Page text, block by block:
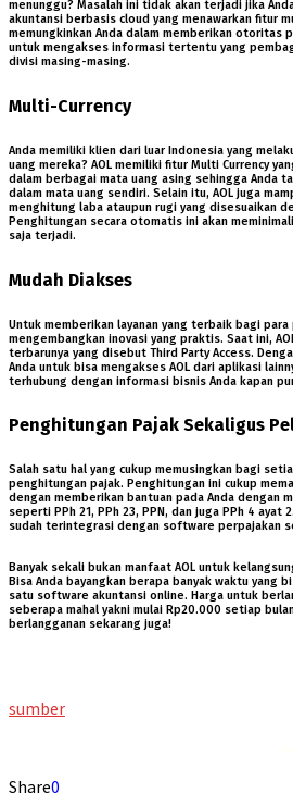
menunggu? Masalah ini tidak akan terjadi jika
akuntansi berbasis cloud yang menawarkan fitur
memungkinkan Anda dalam memberikan otoritas
untuk mengakses informasi tertentu yang
divisi masing-masing.
Multi-Currency
Anda memiliki klien dari luar Indonesia yang
uang mereka? AOL memiliki fitur Multi Currency
dalam berbagai mata uang asing sehingga Anda
dalam mata uang sendiri. Selain itu, AOL juga
menghitung laba ataupun rugi yang disesuaikan
Penghitungan secara otomatis ini akan
saja terjadi.
Mudah Diakses
Untuk memberikan layanan yang terbaik bagi para
mengembangkan inovasi yang praktis. Saat ini,
terbarunya yang disebut Third Party Access.
Anda untuk bisa mengakses AOL dari aplikasi
terhubung dengan informasi bisnis Anda kapan
Penghitungan Pajak Sekaligus
Salah satu hal yang cukup memusingkan bagi
penghitungan pajak. Penghitungan ini cukup
dengan memberikan bantuan pada Anda dengan
seperti PPh 21, PPh 23, PPN, dan juga PPh 4 ayat
sudah terintegrasi dengan software perpajakan
Banyak sekali bukan manfaat AOL untuk
Bisa Anda bayangkan berapa banyak waktu yang
satu software akuntansi online. Harga untuk
seberapa mahal yakni mulai Rp20.000 setiap
berlangganan sekarang juga!
sumber
Share0